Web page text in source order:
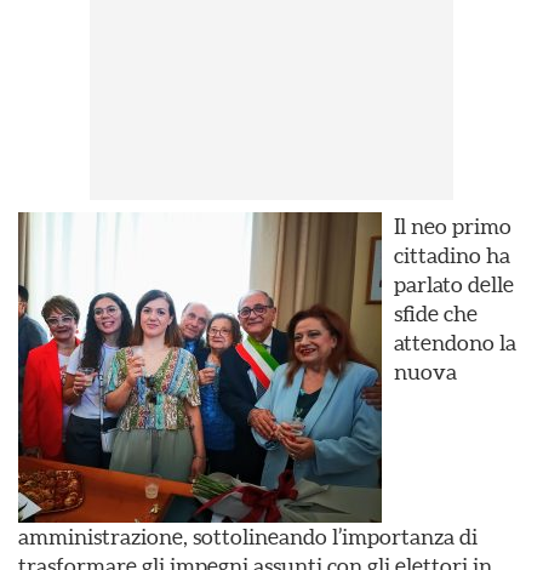
Il neo primo
cittadino ha
parlato delle
sfide che
attendono la
nuova
amministrazione, sottolineando l’importanza di